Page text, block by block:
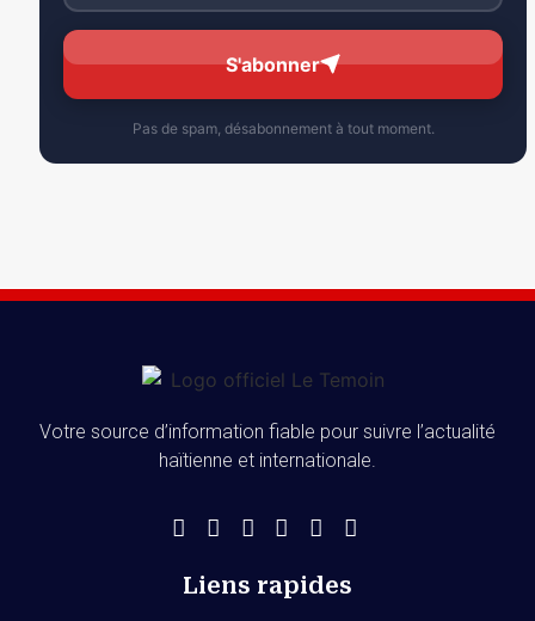
S'abonner
Pas de spam, désabonnement à tout moment.
Votre source d’information fiable pour suivre l’actualité
haïtienne et internationale.
Liens rapides